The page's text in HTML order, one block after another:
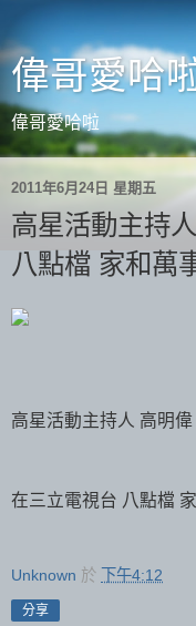
偉哥愛哈
偉哥愛哈啦
2011年6月24日 星期五
高星活動主持
八點檔 家和萬
高星活動主持人 高明偉
在三立電視台 八點檔
Unknown 於 下午4:12
分享